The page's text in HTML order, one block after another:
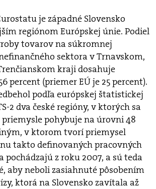
je západné Slovensko
regiónom Európskej únie. Podiel
tovarov na súkromnej
sektora v Trnavskom,
kraji dosahuje
percent (priemer EÚ je 25 percent).
podľa európskej štatistickej
2 dva české regióny, v ktorých sa
pohybuje na úrovni 48
v ktorom tvorí priemysel
takto definovaných pracovných
pochádzajú z roku 2007, a sú teda
aby neboli zasiahnuté pôsobením
ktorá na Slovensko zavítala až